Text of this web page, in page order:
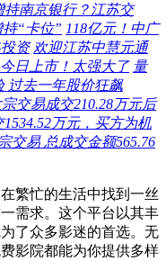
持南京银行？江苏交
“卡位” 118亿元！中广
资 欢迎江苏中慧元通
日上市！太强大了 量
过去一年股价狂飙
交易成交210.28万元后
万元，买方为机
交易 总成交金额565.76
繁忙的生活中找到一丝
需求。这个平台以其丰
了众多影迷的首选。无
影院都能为你提供多样